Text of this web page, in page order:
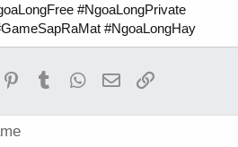
#NgoaLongPrivate
#NgoaLongHay
PinterestTumblrWhatsApp
EmailLink